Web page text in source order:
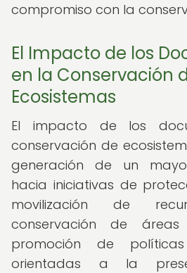
compromiso con la
El Impacto de los
en la Conservación
Ecosistemas
El impacto de los
conservación de
generación de un
hacia iniciativas de
movilización de
conservación de
promoción de
orientadas a la